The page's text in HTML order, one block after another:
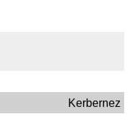
Kerbernez